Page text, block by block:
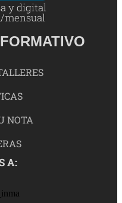
y digital
/mensual
NOTA
A: